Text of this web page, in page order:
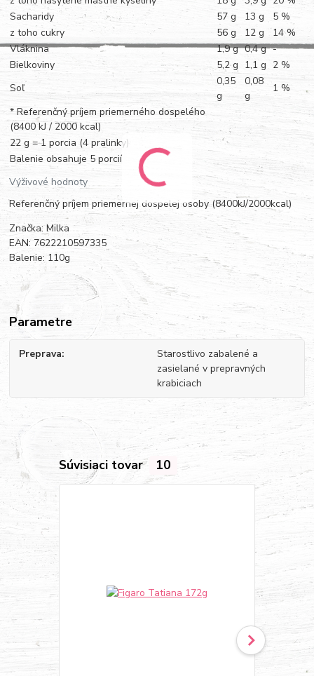
Výživové hodnoty
Sacharidy
57 g 13 g
5 %
z toho cukry
56 g 12 g
14 %
Vláknina
1,9 g 0,4 g -
Bielkoviny
5,2 g 1,1 g 2 %
Soľ
0,35
g
0,08
g
1 %
* Referenčný príjem priemerného dospelého
(8400 kJ / 2000 kcal)
22 g = 1 porcia (4 pralinky)
Balenie obsahuje 5 porcií
Referenčný príjem priemernej dospelej osoby (8400kJ/2000kcal)
Značka: Milka
EAN: 7622210597335
Balenie: 110g
Parametre
Preprava
Starostlivo zabalené a
zasielané v prepravných
krabiciach
Súvisiaci tovar 10